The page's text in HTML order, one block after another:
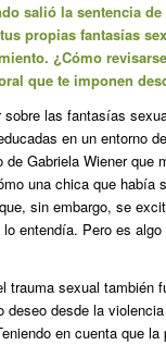
salió la sentencia de
propias fantasías
¿Cómo
que te imponen
sobre las fantasías
en un entorno
de Gabriela Wiener que
una chica que había
sin embargo, se
entendía. Pero es
trauma sexual también
deseo desde la
en cuenta que la